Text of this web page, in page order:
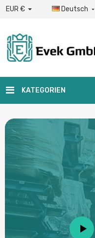
EUR € Deutsch 
KATEGORIEN